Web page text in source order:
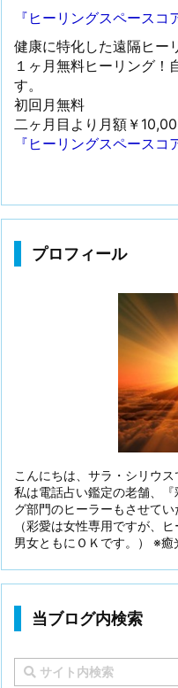
『ヒーリングスペースコ
健康に特化した遠隔ヒー
１ヶ月無料ヒーリング！
す。
初回月無料
二ヶ月目より月額￥
『ヒーリングスペースコ
プロフィール
こんにちは、サラ・シリウス
私は電話占い鑑定の老舗、
グ部門のヒーラーもさせてい
（彩愛は女性専用ですが、
男女ともにＯＫです。） ※癒
当ブログ内検索